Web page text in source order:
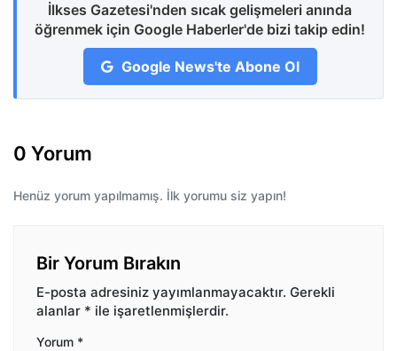
İlkses Gazetesi'nden sıcak gelişmeleri anında
öğrenmek için Google Haberler'de bizi takip edin!
Google News'te Abone Ol
0 Yorum
Henüz yorum yapılmamış. İlk yorumu siz yapın!
Bir Yorum Bırakın
E-posta adresiniz yayımlanmayacaktır. Gerekli
alanlar * ile işaretlenmişlerdir.
Yorum *